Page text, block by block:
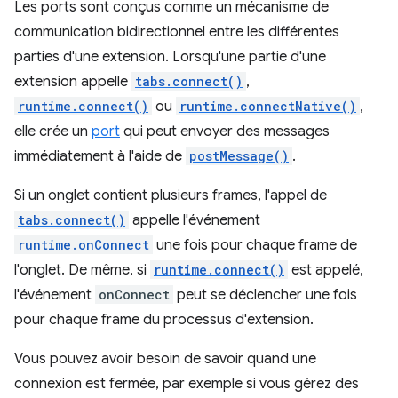
Les ports sont conçus comme un mécanisme de
communication bidirectionnel entre les différentes
parties d'une extension. Lorsqu'une partie d'une
extension appelle tabs.connect() ,
runtime.connect() ou runtime.connectNative() ,
elle crée un port qui peut envoyer des messages
immédiatement à l'aide de postMessage() .
Si un onglet contient plusieurs frames, l'appel de
tabs.connect() appelle l'événement
runtime.onConnect une fois pour chaque frame de
l'onglet. De même, si runtime.connect() est appelé,
l'événement onConnect peut se déclencher une fois
pour chaque frame du processus d'extension.
Vous pouvez avoir besoin de savoir quand une
connexion est fermée, par exemple si vous gérez des